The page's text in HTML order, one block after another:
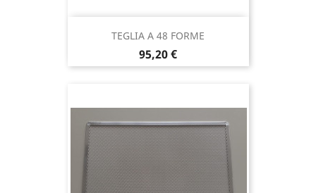
TEGLIA A 48 FORME
Prezzo
95,20 €